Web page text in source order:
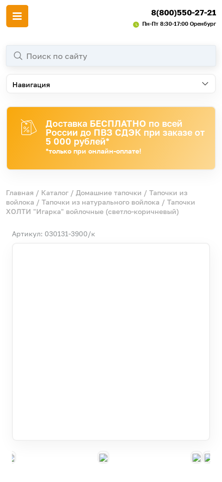
8(800)550-27-21
Пн-Пт 8:30-17:00 Оренбург
Навигация
Доставка БЕСПЛАТНО по всей
России до ПВЗ СДЭК при заказе от
5 000 рублей*
*только при онлайн-оплате!
Главная / Каталог / Домашние тапочки / Тапочки из
войлока / Тапочки из натурального войлока / Тапочки
ХОЛТИ "Игарка" войлочные (светло-коричневый)
Артикул: 030131-3900/к